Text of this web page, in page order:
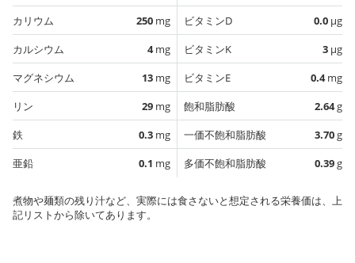
カリウム
250 mg
カルシウム
4mg
マグネシウム
13 mg
リン
29 mg
鉄
0.3 mg
亜鉛
0.1 mg
ビタミンD
0.0 µg
ビタミンK
3 µg
ビタミンE
0.4mg
飽和脂肪酸
2.64g
一価不飽和脂肪酸
3.70g
多価不飽和脂肪酸
0.39g
煮物や麺類の残り汁など、実際には食さないと想定される栄養価は、上
記リストから除いてあります。